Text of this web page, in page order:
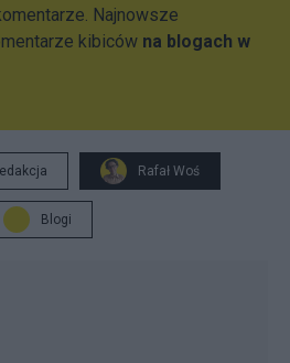
Najnowsze
kibiców na blogach w
Rafał Woś
Blogi